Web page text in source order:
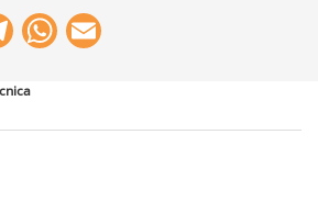
Telegram
WhatsApp